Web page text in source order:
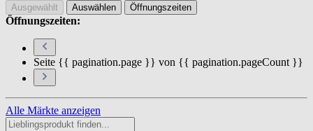
Ausgewählt Auswählen Öffnungszeiten
Öffnungszeiten:
Seite {{ pagination.page }} von {{ pagination.pageCount }}
Alle Märkte anzeigen